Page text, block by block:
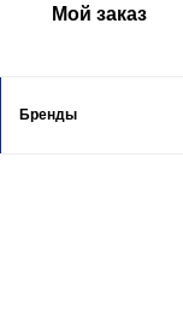
Мой заказ
Бренды